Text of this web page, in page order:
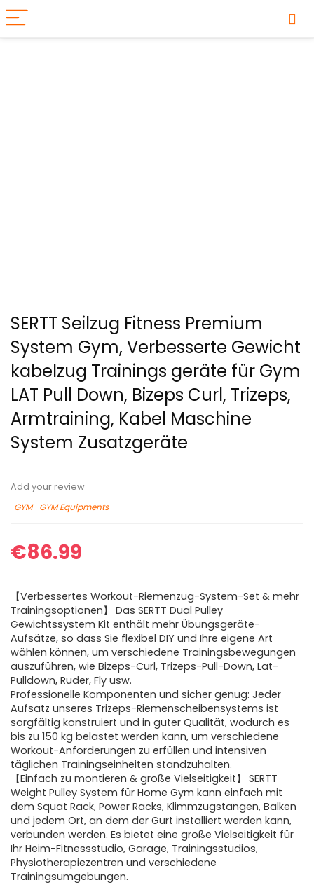
SERTT Seilzug Fitness Premium
System Gym, Verbesserte Gewicht
kabelzug Trainings geräte für Gym
LAT Pull Down, Bizeps Curl, Trizeps,
Armtraining, Kabel Maschine
System Zusatzgeräte
Add your review
GYM
GYM Equipments
€86.99
【Verbessertes Workout-Riemenzug-System-Set & mehr
Trainingsoptionen】 Das SERTT Dual Pulley
Gewichtssystem Kit enthält mehr Übungsgeräte-
Aufsätze, so dass Sie flexibel DIY und Ihre eigene Art
wählen können, um verschiedene Trainingsbewegungen
auszuführen, wie Bizeps-Curl, Trizeps-Pull-Down, Lat-
Pulldown, Ruder, Fly usw.
Professionelle Komponenten und sicher genug: Jeder
Aufsatz unseres Trizeps-Riemenscheibensystems ist
sorgfältig konstruiert und in guter Qualität, wodurch es
bis zu 150 kg belastet werden kann, um verschiedene
Workout-Anforderungen zu erfüllen und intensiven
täglichen Trainingseinheiten standzuhalten.
【Einfach zu montieren & große Vielseitigkeit】 SERTT
Weight Pulley System für Home Gym kann einfach mit
dem Squat Rack, Power Racks, Klimmzugstangen, Balken
und jedem Ort, an dem der Gurt installiert werden kann,
verbunden werden. Es bietet eine große Vielseitigkeit für
Ihr Heim-Fitnessstudio, Garage, Trainingsstudios,
Physiotherapiezentren und verschiedene
Trainingsumgebungen.